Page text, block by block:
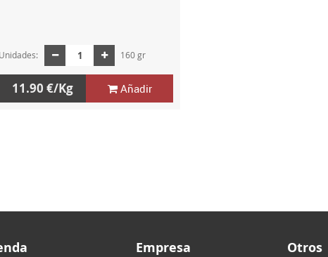
Unidades: 160 gr
11.90 €/Kg Añadir
Empresa Otros